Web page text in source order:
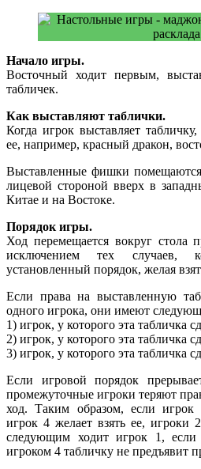
Начало игры.
Восточный ходит первым,
табличек.
Как выставляют таблички.
Когда игрок выставляет
ее, например, красный дракон,
Выставленные фишки
лицевой стороной вверх в
Китае и на Востоке.
Порядок игры.
Ход перемещается вокруг стола
исключением тех случаев,
установленный порядок, желая
Если права на выставленную
одного игрока, они имеют
1) игрок, у которого эта табличка
2) игрок, у которого эта табличка
3) игрок, у которого эта табличка
Если игровой порядок
промежуточные игроки теряют
ход. Таким образом, если игрок
игрок 4 желает взять ее,
следующим ходит игрок 1, если
игроком 4 табличку не предъявит